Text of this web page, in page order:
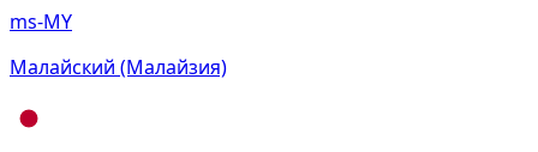
ms-MY
Малайский (Малайзия)